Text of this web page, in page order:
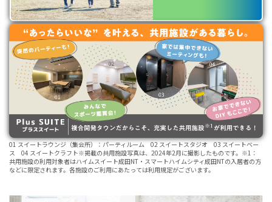
01 スイートラウンジ（集会所）：パーティルーム 02 スイートスタジオ 03 スイートベー
ス 04 スイートクラフト※掲載の共用施設写真は、2024年2月に撮影したものです。※1：
共用施設の利用対象者はハイムスイート成田NT・スマートハイムシティ成田NTの入居者の方
などに限定されます。各施設のご利用にあたっては利用規定がございます。